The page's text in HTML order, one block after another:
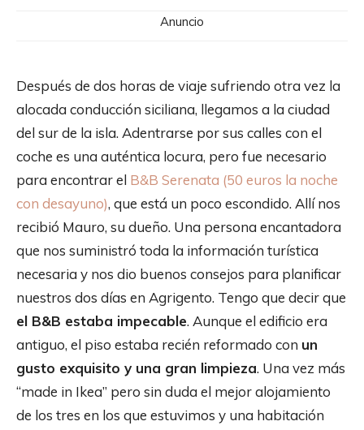
Anuncio
Después de dos horas de viaje sufriendo otra vez la
alocada conducción siciliana, llegamos a la ciudad
del sur de la isla. Adentrarse por sus calles con el
coche es una auténtica locura, pero fue necesario
para encontrar el B&B Serenata (50 euros la noche
con desayuno), que está un poco escondido. Allí nos
recibió Mauro, su dueño. Una persona encantadora
que nos suministró toda la información turística
necesaria y nos dio buenos consejos para planificar
nuestros dos días en Agrigento. Tengo que decir que
el B&B estaba impecable. Aunque el edificio era
antiguo, el piso estaba recién reformado con un
gusto exquisito y una gran limpieza. Una vez más
“made in Ikea” pero sin duda el mejor alojamiento
de los tres en los que estuvimos y una habitación